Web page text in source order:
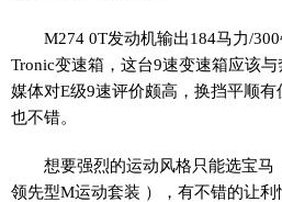
M274 0T发动机输出184马力/
Tronic变速箱，这台9速变速箱应该与
媒体对E级9速评价颇高，换挡平顺
也不错。
想要强烈的运动风格只能选宝马
领先型M运动套装 ），有不错的让利